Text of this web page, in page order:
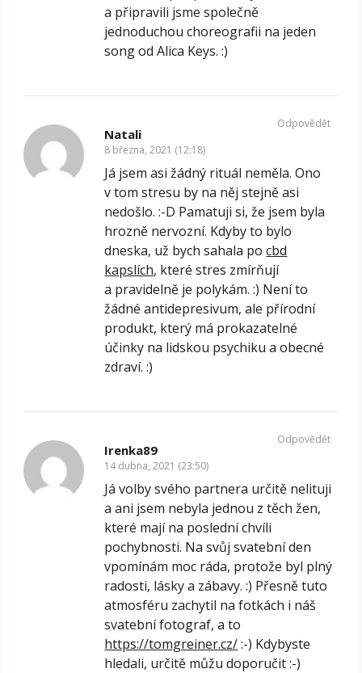
a připravili jsme společně
jednoduchou choreografii na jeden
song od Alica Keys. :)
Natali
8 března, 2021 (12:18)
Já jsem asi žádný rituál neměla. Ono
v tom stresu by na něj stejně asi
nedošlo. :-D Pamatuji si, že jsem byla
hrozně nervozní. Kdyby to bylo
dneska, už bych sahala pocbd
kapslích, které stres zmírňují
a pravidelně je polykám. :) Není to
žádné antidepresivum, ale přírodní
produkt, který má prokazatelné
účinky na lidskou psychiku a obecné
zdraví. :)
Odpovědět
Irenka89
14 dubna, 2021 (23:50)
Já volby svého partnera určitě nelituji
a ani jsem nebyla jednou z těch žen,
které mají na poslední chvíli
pochybnosti. Na svůj svatební den
vpomínám moc ráda, protože byl plný
radosti, lásky a zábavy. :) Přesně tuto
atmosféru zachytil na fotkách i náš
svatební fotograf, a to
https://tomgreiner.cz/:-) Kdybyste
hledali, určitě můžu doporučit :-)
Odpovědět